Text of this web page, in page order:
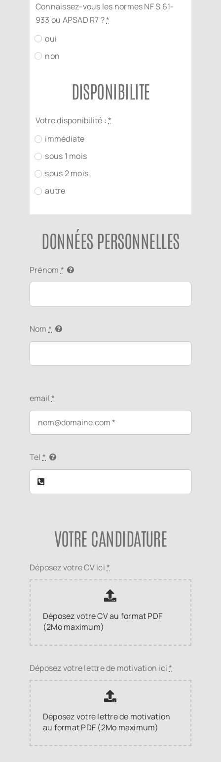
Connaissez-vous les normes NF S 61-
933 ou APSAD R7 ?*
oui
non
DISPONIBILITE
Votre disponibilité :*
immédiate
sous 1 mois
sous 2 mois
autre
DONNÉES PERSONNELLES
Prénom *
Nom*
email*
Tel *
VOTRE CANDIDATURE
Déposez votre CV ici*
Déposez votre CV au format PDF
(2Mo maximum)
Déposez votre lettre de motivation ici*
Déposez votre lettre de motivation
au format PDF (2Mo maximum)